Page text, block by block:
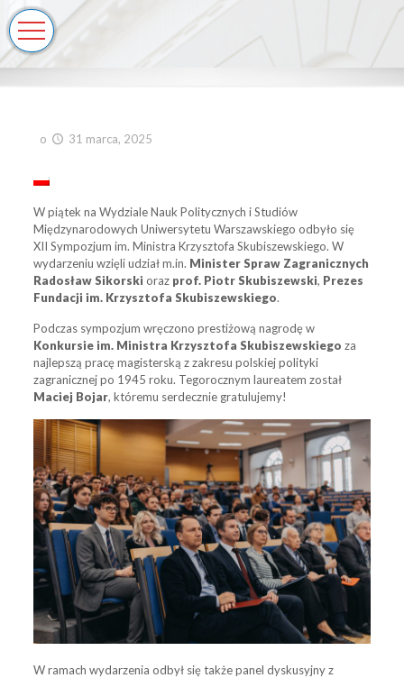
o 31 marca, 2025
W piątek na Wydziale Nauk Politycznych i Studiów
Międzynarodowych Uniwersytetu Warszawskiego odbyło się
XII Sympozjum im. Ministra Krzysztofa Skubiszewskiego. W
wydarzeniu wzięli udział m.in. Minister Spraw Zagranicznych
Radosław Sikorski oraz prof. Piotr Skubiszewski, Prezes
Fundacji im. Krzysztofa Skubiszewskiego.
Podczas sympozjum wręczono prestiżową nagrodę w
Konkursie im. Ministra Krzysztofa Skubiszewskiego za
najlepszą pracę magisterską z zakresu polskiej polityki
zagranicznej po 1945 roku. Tegorocznym laureatem został
Maciej Bojar, któremu serdecznie gratulujemy!
W ramach wydarzenia odbył się także panel dyskusyjny z